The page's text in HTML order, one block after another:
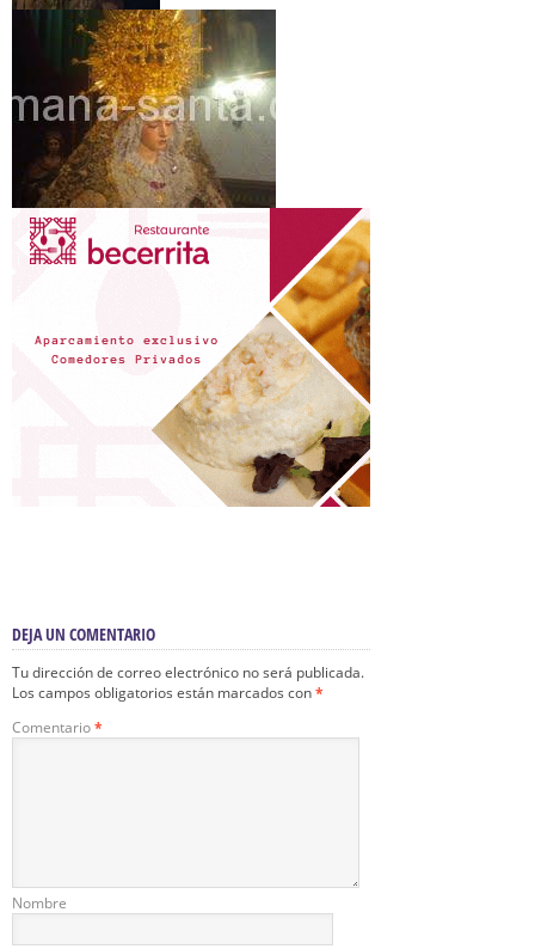
DEJA UN COMENTARIO
Tu dirección de correo electrónico no será publicada.
Los campos obligatorios están marcados con*
Comentario*
Nombre